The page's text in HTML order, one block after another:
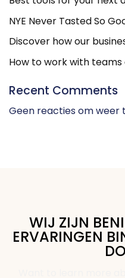
NYE Never Tasted So
Discover how our
How to work with teams
Recent Comments
Geen reacties om weer
WIJ ZIJN
ERVARINGEN